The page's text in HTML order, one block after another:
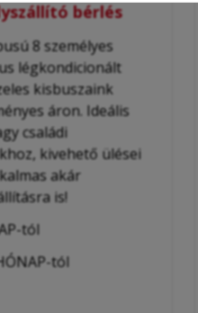
bérlés
8 személyes
légkondicionált
kisbuszaink
áron. Ideális
családi
kivehető ülései
akár
is!
tól
tól